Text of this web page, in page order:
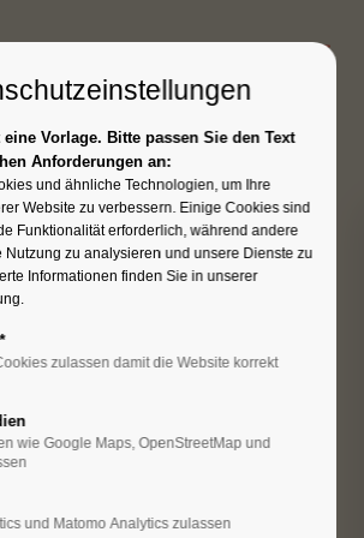
Unsere Technik.
infür
(m/w/d)
Vorlage. Bitte passen Sie den Text
Anforderungen an:
und ähnliche Technologien, um Ihre
Website zu verbessern. Einige Cookies sind
Funktionalität erforderlich, während andere
Nutzung zu analysieren und unsere Dienste zu
Informationen finden Sie in unserer
zulassen damit die Website korrekt
wie Google Maps, OpenStreetMap und
und Matomo Analytics zulassen